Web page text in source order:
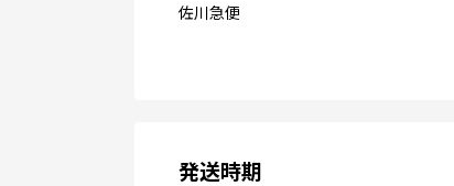
佐川急便
発送時期